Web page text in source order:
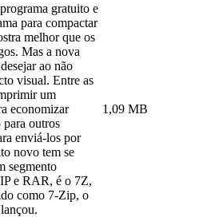
gratuito e
para compactar
melhor que os
Mas a nova
ao não
visual. Entre as
um
economizar
para outros
enviá-los por
novo tem se
segmento
e RAR, é o 7Z,
como 7-Zip, o
1,09 MB